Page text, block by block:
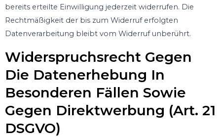
bereits erteilte Einwilligung jederzeit widerrufen. Die
Rechtmäßigkeit der bis zum Widerruf erfolgten
Datenverarbeitung bleibt vom Widerruf unberührt.
Widerspruchsrecht Gegen
Die Datenerhebung In
Besonderen Fällen Sowie
Gegen Direktwerbung (Art. 21
DSGVO)